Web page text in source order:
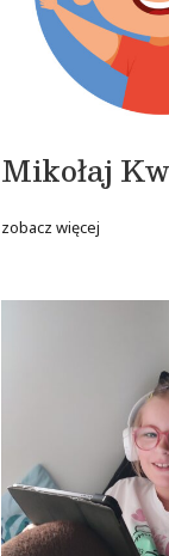
Mikołaj
zobacz więcej